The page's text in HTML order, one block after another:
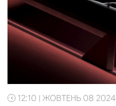
12:10 | ЖОВТЕНЬ 08 2024